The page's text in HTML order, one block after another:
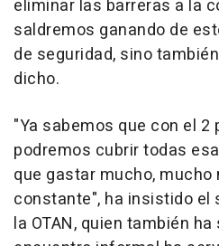
eliminar las barreras a la
saldremos ganando de
de seguridad, sino
dicho.
"Ya sabemos que con el 2
podremos cubrir todas
que gastar mucho, mucho
constante", ha insistido el
la OTAN, quien también